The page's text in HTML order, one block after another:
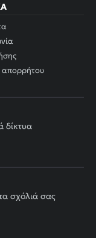
απορρήτου
δίκτυα
σχόλιά σας